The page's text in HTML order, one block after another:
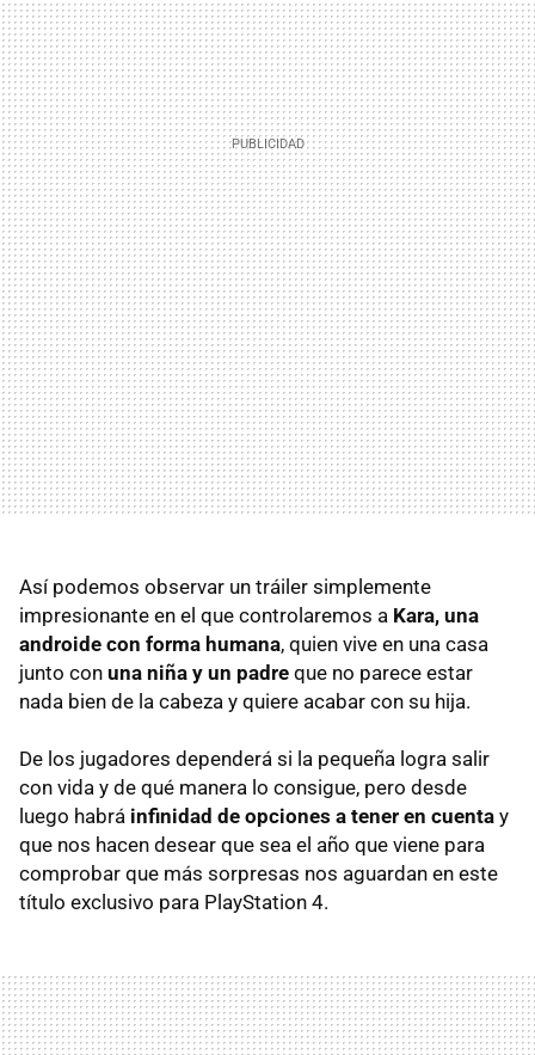
Así podemos observar un tráiler simplemente
impresionante en el que controlaremos a Kara, una
androide con forma humana, quien vive en una casa
junto con una niña y un padre que no parece estar
nada bien de la cabeza y quiere acabar con su hija.
De los jugadores dependerá si la pequeña logra salir
con vida y de qué manera lo consigue, pero desde
luego habrá infinidad de opciones a tener en cuenta y
que nos hacen desear que sea el año que viene para
comprobar que más sorpresas nos aguardan en este
título exclusivo para PlayStation 4.